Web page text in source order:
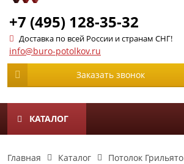
+7 (495) 128-35-32
Доставка по всей России и странам СНГ!
info@buro-potolkov.ru
Заказать звонок
КАТАЛОГ
Главная Каталог
Потолок Грильято